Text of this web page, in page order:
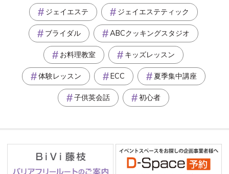
ジェイエステ ジェイエステティック
ブライダル ABCクッキングスタジオ
お料理教室 キッズレッスン
体験レッスン ECC 夏季集中講座
子供英会話 初心者